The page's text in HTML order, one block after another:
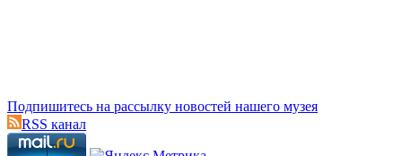
Подпишитесь на рассылку новостей нашего музея
RSS канал